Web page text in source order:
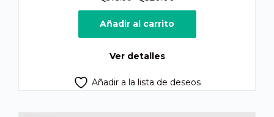
precio
original
era:
precio
actual
es:
Añadir al carrito
Ver detalles
Añadir a la lista de deseos